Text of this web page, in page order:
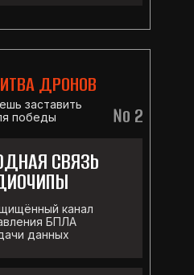
СВЯЗЬ
заставить
победы
ДРОНОВ
канал
БПЛА
данных
№ 2